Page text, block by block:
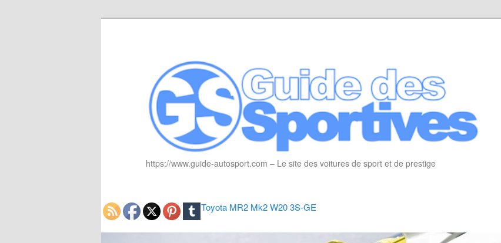
https://www.guide-autosport.com – Le site des voitures de sport et de prestige
Toyota MR2 Mk2 W20 3S-GE